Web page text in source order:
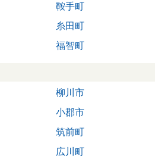
鞍手町
糸田町
福智町
柳川市
小郡市
筑前町
広川町